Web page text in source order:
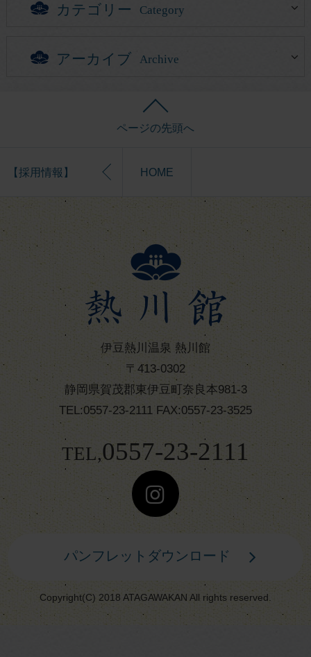
カテゴリー Category
アーカイブ Archive
ページの先頭へ
【採用情報】 HOME
伊豆熱川温泉 熱川館
〒413-0302
静岡県賀茂郡東伊豆町奈良本981-3
TEL:0557-23-2111 FAX:0557-23-3525
TEL,0557-23-2111
パンフレットダウンロード
Copyright(C) 2018 ATAGAWAKAN All rights reserved.